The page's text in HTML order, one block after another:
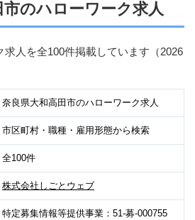
のハローワーク求人
求人を全100件掲載しています（2026
奈良県大和高田市のハローワーク求人
市区町村・職種・雇用形態から検索
全100件
株式会社しごとウェブ
特定募集情報等提供事業：51-募-000755